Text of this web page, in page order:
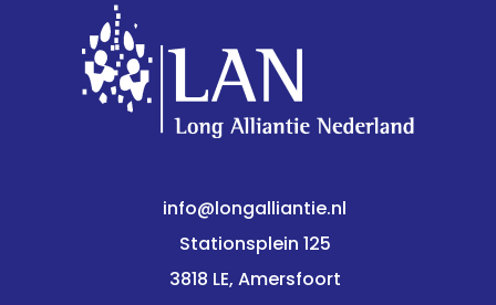
info@longalliantie.nl
Stationsplein 125
3818 LE, Amersfoort